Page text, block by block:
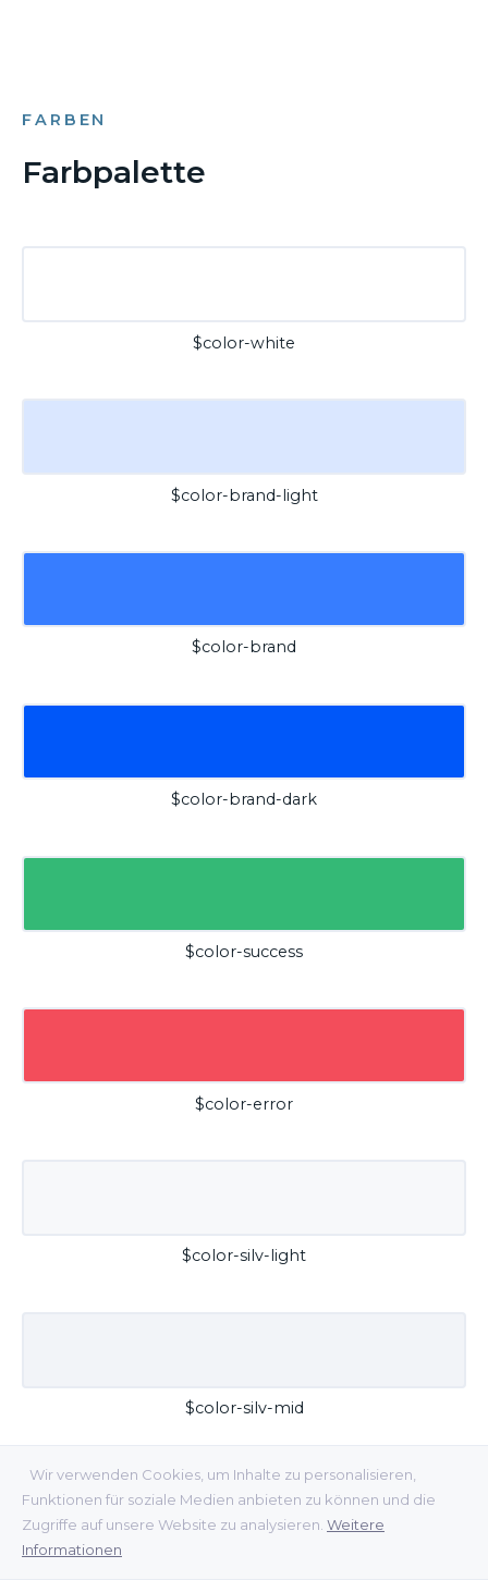
Wir verwenden Cookies, um Inhalte zu personalisieren,
Funktionen für soziale Medien anbieten zu können und die
Zugriffe auf unsere Website zu analysieren. Weitere
Informationen
FARBEN
Farbpalette
$color-white
$color-brand-light
$color-brand
$color-brand-dark
$color-success
$color-error
$color-silv-light
$color-silv-mid